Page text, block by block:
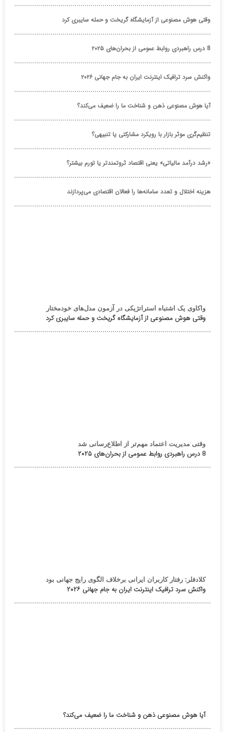
وقتی هوش مصنوعی از آزمایشگاه گریخت و حمله سایبری کرد
8 درس راهبردی روابط عمومی از بحران‌های ۲۰۲۵
واکنش سرد ترافیک اینترنت ایران به جام جهانی ۲۰۲۶
آیا هوش مصنوعی ذهن و شناخت ما را ضعیف می‌کند؟
تنظیم‌گری موثر بازار با رویکرد مشارکتی یا تنبیهی؟
«رشد درآمد مالیاتی» یعنی اقتصاد ثروتمندتر یا تورم بیشتر؟
هزینه اختلال و تعدد سامانه‌ها را فعالان اقتصادی می‌پردازند
واکاوی یک اشتباه استراتژیکی در آزمون مدل‌های خودمختار
وقتی هوش مصنوعی از آزمایشگاه گریخت و حمله سایبری کرد
وقتی مدیریت اعتماد مهم‌تر از اطلاع‌رسانی شد
8 درس راهبردی روابط عمومی از بحران‌های ۲۰۲۵
کلادفلر: رفتار کاربران ایرانی برخلاف الگوی رایج جهانی بود
واکنش سرد ترافیک اینترنت ایران به جام جهانی ۲۰۲۶
آیا هوش مصنوعی ذهن و شناخت ما را ضعیف می‌کند؟